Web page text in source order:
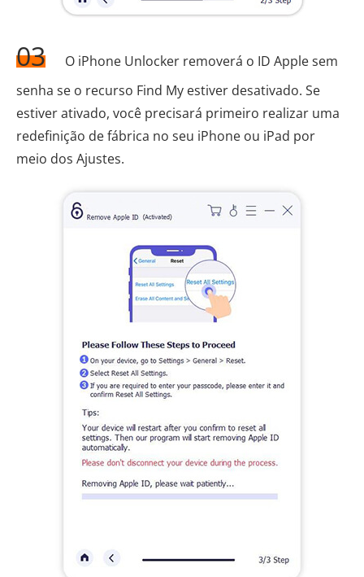
03
O iPhone Unlocker removerá o ID Apple sem
senha se o recurso Find My estiver desativado. Se
estiver ativado, você precisará primeiro realizar uma
redefinição de fábrica no seu iPhone ou iPad por
meio dos Ajustes.